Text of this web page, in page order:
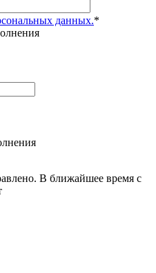
данных.*
В ближайшее время с